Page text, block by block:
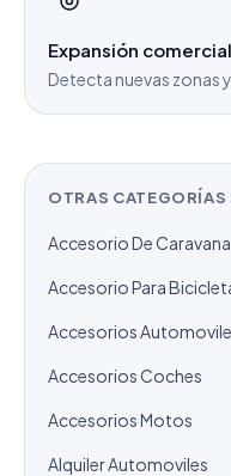
Expansión comercial
Detecta nuevas zonas
OTRAS CATEGORÍAS
Accesorio De Caravana
Accesorio Para
Accesorios
Accesorios Coches
Accesorios Motos
Alquiler Automoviles